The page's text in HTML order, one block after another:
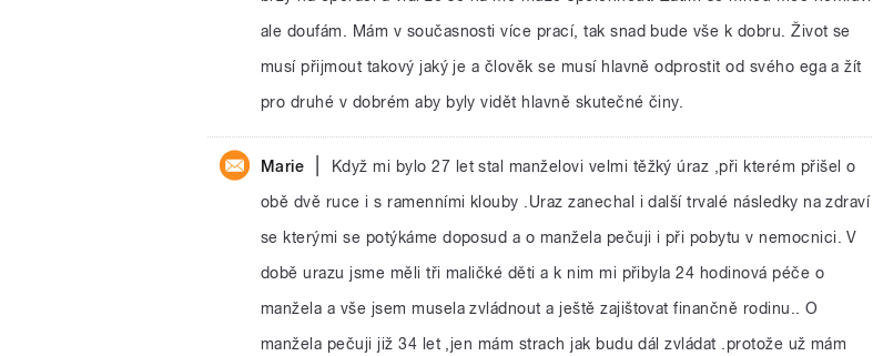
ale doufám. Mám v současnosti více prací, tak snad bude vše k dobru. Život se
musí přijmout takový jaký je a člověk se musí hlavně odprostit od svého ega a žít
pro druhé v dobrém aby byly vidět hlavně skutečné činy.
Marie
Když mi bylo 27 let stal manželovi velmi těžký úraz ,při kterém přišel o
obě dvě ruce i s ramenními klouby .Uraz zanechal i další trvalé následky na zdraví
se kterými se potýkáme doposud a o manžela pečuji i při pobytu v nemocnici. V
době urazu jsme měli tři maličké děti a k nim mi přibyla 24 hodinová péče o
manžela a vše jsem musela zvládnout a ještě zajištovat finančně rodinu.. O
manžela pečuji již 34 let ,jen mám strach jak budu dál zvládat .protože už mám